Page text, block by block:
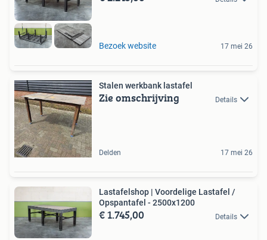
Bezoek website 17 mei 26
Stalen werkbank lastafel
Zie omschrijving Details
Delden 17 mei 26
Lastafelshop | Voordelige Lastafel /
Opspantafel - 2500x1200
€ 1.745,00 Details